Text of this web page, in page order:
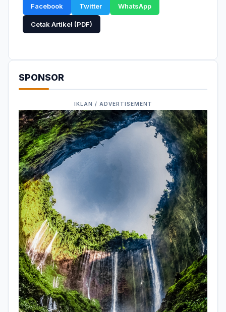
Facebook Twitter WhatsApp
Cetak Artikel (PDF)
SPONSOR